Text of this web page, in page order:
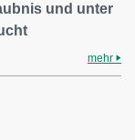
und unter
mehr